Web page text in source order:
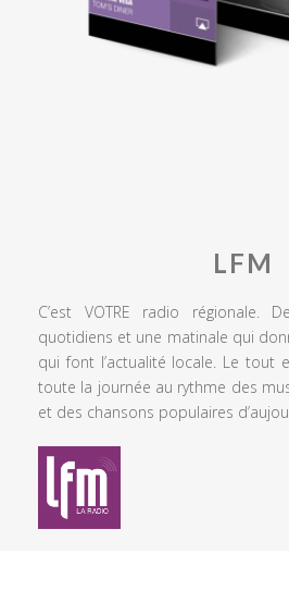
LFM
C’est VOTRE radio régionale.
quotidiens et une matinale qui
qui font l’actualité locale. Le tout
toute la journée au rythme des
et des chansons populaires